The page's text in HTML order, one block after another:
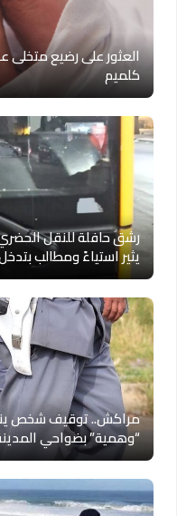
العثور على رضيع متخلى
كلميم
رشق حافلة للنقل الحضري
يثير استياءً ومطالب
مراكش.. توقيف شخص
“وهمية” بضواحي